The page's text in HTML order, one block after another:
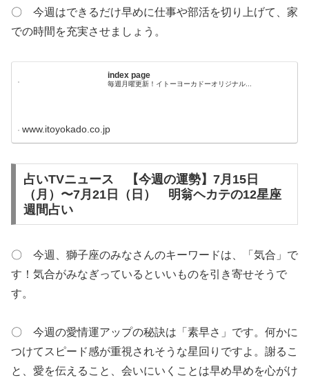
〇 今週はできるだけ早めに仕事や部活を切り上げて、家
での時間を充実させましょう。
index page
毎週月曜更新！イトーヨーカドーオリジナル...
www.itoyokado.co.jp
占いTVニュース 【今週の運勢】7月15日
（月）〜7月21日（日） 明翁ヘカテの12星座
週間占い
〇 今週、獅子座のみなさんのキーワードは、「気合」で
す！気合がみなぎっているといいものを引き寄せそうで
す。
〇 今週の愛情運アップの秘訣は「素早さ」です。何かに
つけてスピード感が重視されそうな星回りですよ。謝るこ
と、愛を伝えること、会いにいくことは早め早めを心がけ